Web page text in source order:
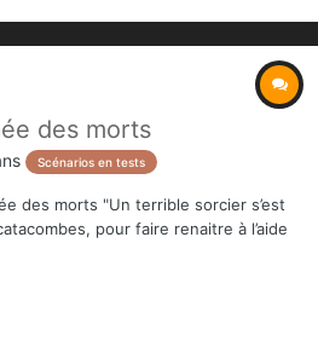
des morts
Scénarios en tests
des morts "Un terrible sorcier s’est
pour faire renaitre à l’aide
la ville. Pour éviter le pire, les